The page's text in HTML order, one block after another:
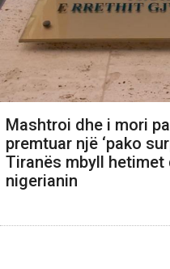
Mashtroi dhe i mori
premtuar një ‘pako
Tiranës mbyll hetimet
nigerianin